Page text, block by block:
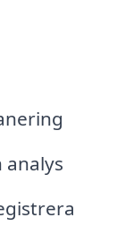
analys